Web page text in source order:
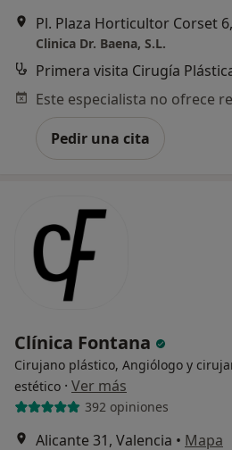
Pl. Plaza Horticultor Corset
Clinica Dr. Baena, S.L.
Pedir una cita
Clínica Fontana
Cirujano plástico, Angiólogo y
estético · Ver más
392 opiniones
Alicante 31, Valencia • Mapa